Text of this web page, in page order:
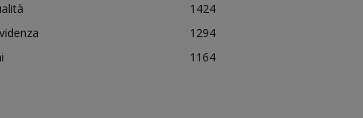
1424
1294
1164